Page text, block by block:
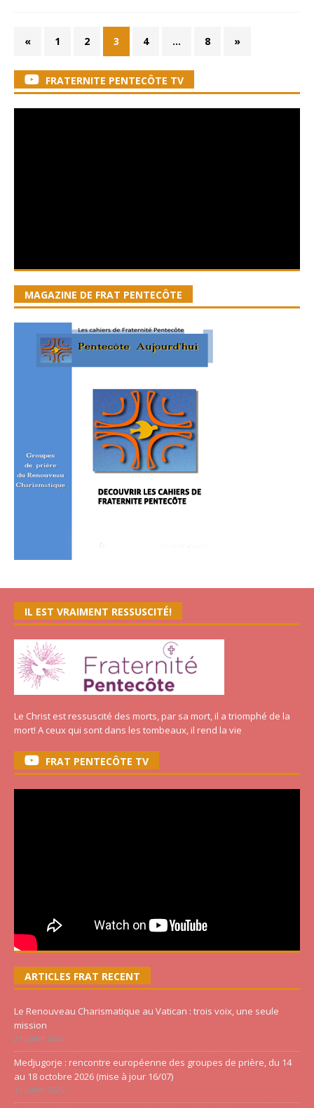
« 1 2 3 4 … 8 »
FRATERNITE PENTECÔTE TV
MAGAZINE DE FRAT PENTECÔTE
IL EST VRAIMENT RESSUSCITÉ!
Le Christ est ressuscité des morts, par sa mort, il a triomphé de la
mort! A ceux qui sont dans les tombeaux, il rend la vie
FRAT PENTECÔTE TV
ARTICLES FRAT RECENT
Le Renouveau Charismatique au Vatican : trois voix, une seule
mission
21 juillet 2026
Medjugorje : rencontre européenne des groupes de prière, du 14
au 18 octobre 2026 (mise à jour 16/07)
16 juillet 2026